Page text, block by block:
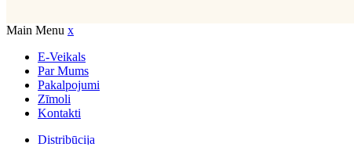
Main Menu x
E-Veikals
Par Mums
Pakalpojumi
Zīmoli
Kontakti
Distribūcija